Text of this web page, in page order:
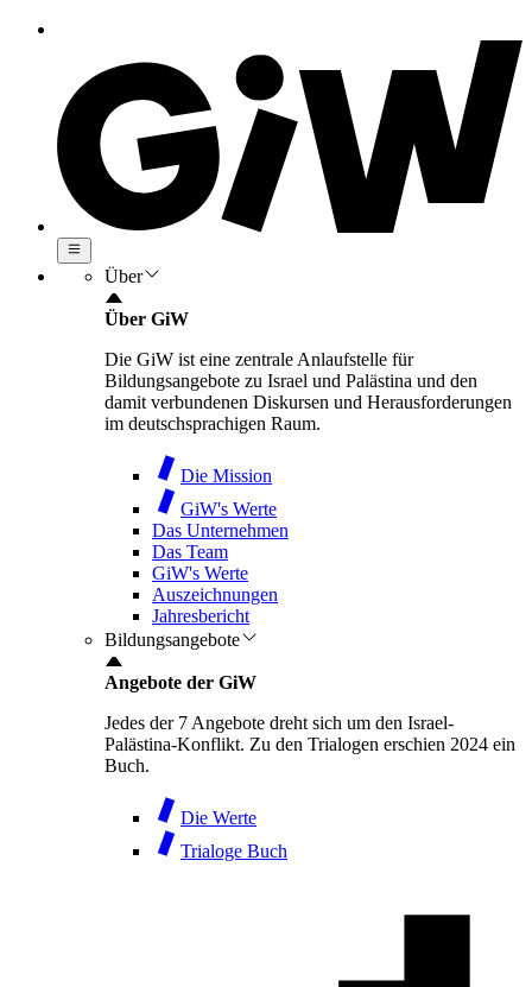
Über
Über GiW
Die GiW ist eine zentrale Anlaufstelle für
Bildungsangebote zu Israel und Palästina und den
damit verbundenen Diskursen und Herausforderungen
im deutschsprachigen Raum.
Die Mission
GiW's Werte
Das Unternehmen
Das Team
GiW's Werte
Auszeichnungen
Jahresbericht
Bildungsangebote
Angebote der GiW
Jedes der 7 Angebote dreht sich um den Israel-
Palästina-Konflikt. Zu den Trialogen erschien 2024 ein
Buch.
Die Werte
Trialoge Buch